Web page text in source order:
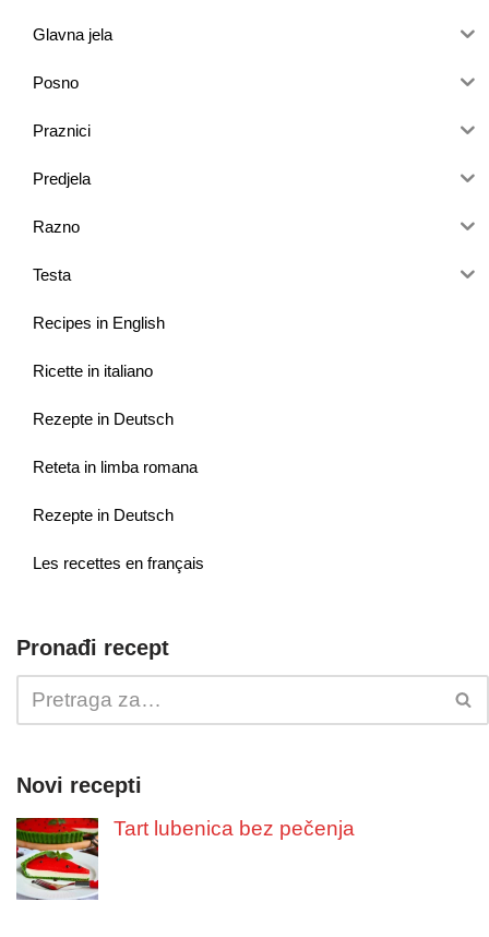
Glavna jela
Posno
Praznici
Predjela
Razno
Testa
Recipes in English
Ricette in italiano
Rezepte in Deutsch
Reteta in limba romana
Rezepte in Deutsch
Les recettes en français
Pronađi recept
Novi recepti
Tart lubenica bez pečenja